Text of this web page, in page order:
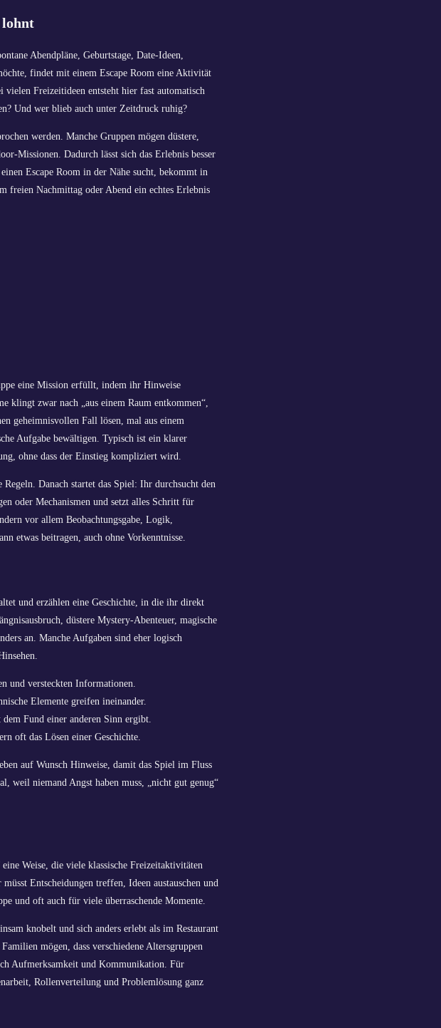
lohnt
Abendpläne, Geburtstage, Date-Ideen,
findet mit einem Escape Room eine Aktivität
Freizeitideen entsteht hier fast automatisch
Und wer blieb auch unter Zeitdruck ruhig?
werden. Manche Gruppen mögen düstere,
Missionen. Dadurch lässt sich das Erlebnis besser
Escape Room in der Nähe sucht, bekommt in
freien Nachmittag oder Abend ein echtes Erlebnis
eine Mission erfüllt, indem ihr Hinweise
klingt zwar nach „aus einem Raum entkommen“,
geheimnisvollen Fall lösen, mal aus einem
Aufgabe bewältigen. Typisch ist ein klarer
ohne dass der Einstieg kompliziert wird.
Danach startet das Spiel: Ihr durchsucht den
oder Mechanismen und setzt alles Schritt für
vor allem Beobachtungsgabe, Logik,
etwas beitragen, auch ohne Vorkenntnisse.
und erzählen eine Geschichte, in die ihr direkt
düstere Mystery-Abenteuer, magische
an. Manche Aufgaben sind eher logisch
und versteckten Informationen.
Elemente greifen ineinander.
Fund einer anderen Sinn ergibt.
oft das Lösen einer Geschichte.
auf Wunsch Hinweise, damit das Spiel im Fluss
weil niemand Angst haben muss, „nicht gut genug“
Weise, die viele klassische Freizeitaktivitäten
Entscheidungen treffen, Ideen austauschen und
und oft auch für viele überraschende Momente.
knobelt und sich anders erlebt als im Restaurant
mögen, dass verschiedene Altersgruppen
Aufmerksamkeit und Kommunikation. Für
Rollenverteilung und Problemlösung ganz